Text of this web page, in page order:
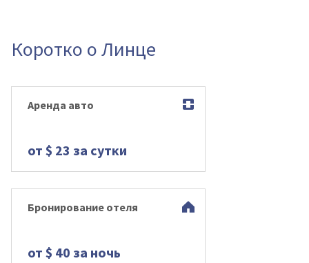
Коротко о Линце
Аренда авто
от $ 23 за сутки
Бронирование отеля
от $ 40 за ночь